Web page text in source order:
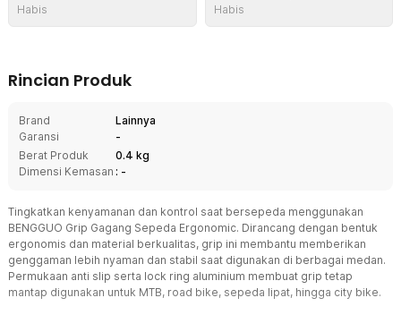
Habis Habis
Rincian Produk
Brand
Lainnya
Garansi
-
Berat Produk
0.4 kg
Dimensi Kemasan : -
Tingkatkan kenyamanan dan kontrol saat bersepeda menggunakan
BENGGUO Grip Gagang Sepeda Ergonomic. Dirancang dengan bentuk
ergonomis dan material berkualitas, grip ini membantu memberikan
genggaman lebih nyaman dan stabil saat digunakan di berbagai medan.
Permukaan anti slip serta lock ring aluminium membuat grip tetap
mantap digunakan untuk MTB, road bike, sepeda lipat, hingga city bike.